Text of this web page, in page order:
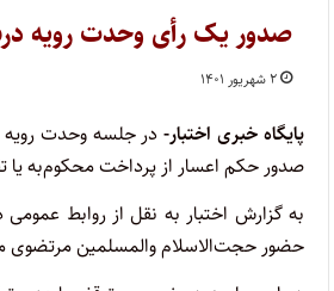
صدور یک رأی وحدت رویه
۲ شهریور ۱۴۰۱
پایگاه خبری اختبار-در جلسه وحدت رویه
صدور حکم اعسار از پرداخت محکوم‌به
به گزارش اختبار به نقل از روابط
حضور حجت‌الاسلام والمسلمین مرتضوی